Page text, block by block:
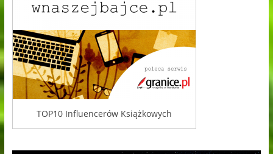
TOP10 Influencerów Książkowych